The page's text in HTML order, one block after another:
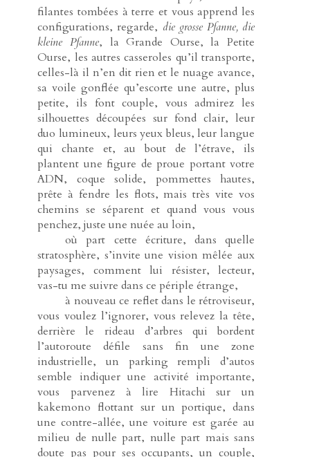
filantes tombées à terre et vous apprend les
configurations, regarde, die grosse Pfanne, die
kleine Pfanne, la Grande Ourse, la Petite
Ourse, les autres casseroles qu’il transporte,
celles-là il n’en dit rien et le nuage avance,
sa voile gonflée qu’escorte une autre, plus
petite, ils font couple, vous admirez les
silhouettes découpées sur fond clair, leur
duo lumineux, leurs yeux bleus, leur langue
qui chante et, au bout de l’étrave, ils
plantent une figure de proue portant votre
ADN, coque solide, pommettes hautes,
prête à fendre les flots, mais très vite vos
chemins se séparent et quand vous vous
penchez, juste une nuée au loin,
-----où part cette écriture, dans quelle
stratosphère, s’invite une vision mêlée aux
paysages, comment lui résister, lecteur,
vas-tu me suivre dans ce périple étrange,
-----à nouveau ce reflet dans le rétroviseur,
vous voulez l’ignorer, vous relevez la tête,
derrière le rideau d’arbres qui bordent
l’autoroute défile sans fin une zone
industrielle, un parking rempli d’autos
semble indiquer une activité importante,
vous parvenez à lire Hitachi sur un
kakemono flottant sur un portique, dans
une contre-allée, une voiture est garée au
milieu de nulle part, nulle part mais sans
doute pas pour ses occupants, un couple,